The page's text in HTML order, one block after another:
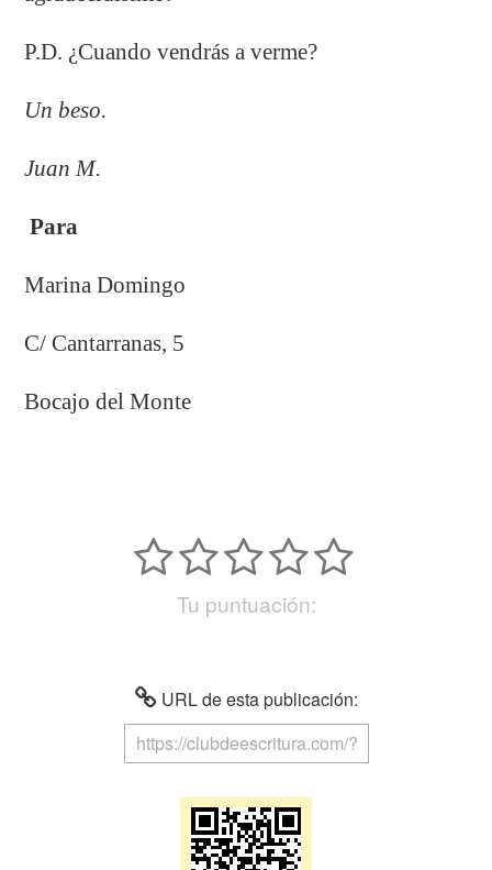
P.D. ¿Cuando vendrás a verme?
Un beso.
Juan M.
Para
Marina Domingo
C/ Cantarranas, 5
Bocajo del Monte
Tu puntuación:
URL de esta publicación: